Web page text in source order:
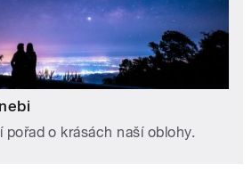
pořad o krásách naší oblohy.